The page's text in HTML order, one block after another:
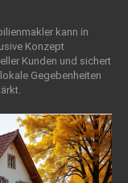
kann in
Konzept
Kunden und sichert
Gegebenheiten